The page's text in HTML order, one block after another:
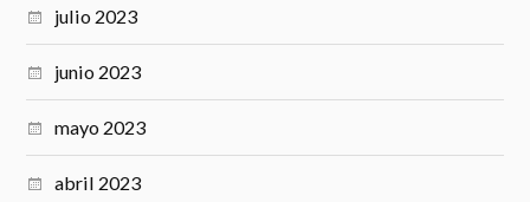
julio 2023
junio 2023
mayo 2023
abril 2023